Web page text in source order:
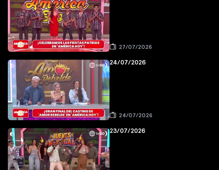
27/07/2026
24/07/2026
24/07/2026
23/07/2026